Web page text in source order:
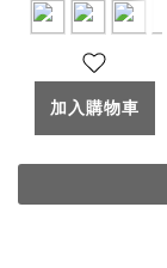
唇部精華唇
蜜 7g
加入購物車